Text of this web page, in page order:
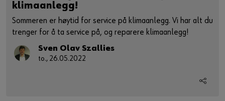
klimaanlegg!
Sommeren er høytid for service på klimaanlegg. Vi har alt du
trenger for å ta service på, og reparere klimaanlegg!
Sven Olav Szallies
to., 26.05.2022